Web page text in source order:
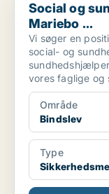
Social og
Mariebo ...
Vi søger en
social- og
vores faglige og
Område
Bindslev
Type